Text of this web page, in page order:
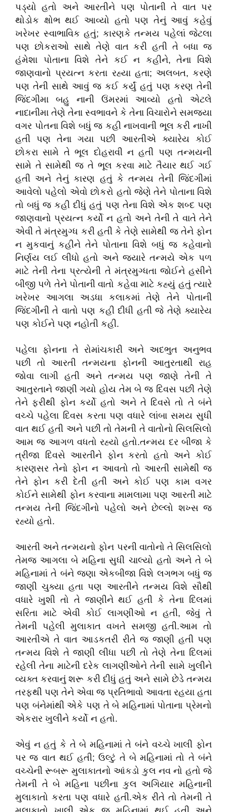
પડ્યો હતો અને આરતીને પણ પોતાની તે વાત પર
થોડોક ક્ષોભ થઈ આવ્યો હતો પણ તેનું આવું કહેવું
ખરેખર સ્વાભાવિક હતું; કારણકે તન્મય પહેલાં જેટલા
પણ છોકરાઓ સાથે તેણે વાત કરી હતી તે બધા જ
હંમેશા પોતાના વિશે તેને કઈ ન કહીને, તેના વિશે
જાણવાનો પ્રયત્ન કરતા રહ્યા હતા; અલબત, કરણે
પણ તેની સાથે આવું જ કઈ કર્યું હતું પણ કરણ તેની
જિંદગીમા બહુ નાની ઉંમરમાં આવ્યો હતો એટલે
નાદાનીમા તેણે તેના સ્વભાવને કે તેના વિચારોને સમજ્યા
વગર પોતના વિશે બધું જ કહી નાખવાની ભૂલ કરી નાખી
હતી પણ તેના ગયા પછી આરતીએ ક્યારેય કોઈ
છોકરા સામે તે ભૂલ દોહરાવી ન હતી પણ તન્મયની
સામે તે સામેથી જ તે ભૂલ કરવા માટે તૈયાર થઈ ગઈ
હતી અને તેનું કારણ હતું કે તન્મય તેની જિંદગીમાં
આવેલો પહેલો એવો છોકરો હતો જેણે તેને પોતાના વિશે
તો બધું જ કહી દીધું હતું પણ તેના વિશે એક શબ્દ પણ
જાણવાનો પ્રયત્ન કર્યો ન હતો અને તેની તે વાતે તેને
એવી તે મંત્રમુગ્ધ કરી હતી કે તેણે સામેથી જ તેને ફોન
ન મુકવાનું કહીને તેને પોતાના વિશે બધું જ કહેવાનો
નિર્ણય લઈ લીધો હતો અને જ્યારે તન્મયે એક પળ
માટે તેની તેના પ્રત્યેની તે મંત્રમુગ્ધતા જોઈને હસીને
બીજી પળે તેને પોતાની વાતો કહેવા માટે કહ્યું હતું ત્યારે
ખરેખર આગલા અડધા કલાકમાં તેણે તેને પોતાની
જિંદગીની તે વાતો પણ કહી દીધી હતી જે તેણે ક્યારેય
પણ કોઈને પણ નહોતી કહી.
પહેલા ફોનના તે રોમાંચકારી અને અદભુત અનુભવ
પછી તો આરતી તન્મયના ફોનની આતુરતાથી રાહ
જોવા લાગી હતી અને તન્મય પણ જાણે તેની તે
આતુરતાને જાણી ગયો હોય તેમ બે જ દિવસ પછી તેણે
તેને ફરીથી ફોન કર્યો હતો અને તે દિવસે તો તે બંને
વચ્ચે પહેલા દિવસ કરતા પણ વધારે લાંબા સમય સુધી
વાત થઈ હતી અને પછી તો તેમની તે વાતોનો સિલસિલો
આમ જ આગળ વધતો રહ્યો હતો.તન્મય દર બીજા કે
ત્રીજા દિવસે આરતીને ફોન કરતો હતો અને કોઈ
કારણસર તેનો ફોન ન આવતો તો આરતી સામેથી જ
તેને ફોન કરી દેતી હતી અને કોઈ પણ કામ વગર
કોઈને સામેથી ફોન કરવાના મામલામા પણ આરતી માટે
તન્મય તેની જિંદગીનો પહેલો અને છેલ્લો શખ્સ જ
રહ્યો હતો.
આરતી અને તન્મયનો ફોન પરની વાતોનો તે સિલસિલો
તેમજ આગલા બે મહિના સુધી ચાલ્યો હતો અને તે બે
મહિનામાં તે બંને જણા એકબીજા વિશે લગભગ બધું જ
જાણી ચુક્યા હતા પણ આરતીને તન્મય વિશે સૌથી
વધારે ખુશી તો તે જાણીને થઈ હતી કે તેના દિલમાં
સરિતા માટે એવી કોઈ લાગણીઓ ન હતી, જેવું તે
તેમની પહેલી મુલાકાત વખતે સમજી હતી.આમ તો
આરતીએ તે વાત આડકતરી રીતે જ જાણી હતી પણ
તન્મય વિશે તે જાણી લીધા પછી તો તેણે તેના દિલમાં
રહેલી તેના માટેની દરેક લાગણીઓને તેની સામે ખુલીને
વ્યક્ત કરવાનું શરૂ કરી દીધું હતું અને સામે છેડે તન્મય
તરફથી પણ તેને એવા જ પ્રતિભાવો આવતા રહયા હતા
પણ બંનેમાંથી એકે પણ તે બે મહિનામાં પોતાના પ્રેમનો
એકરાર ખુલીને કર્યો ન હતો.
એવું ન હતું કે તે બે મહિનામાં તે બંને વચ્ચે ખાલી ફોન
પર જ વાત થઈ હતી; ઉલ્ટું તે બે મહિનામાં તો તે બંને
વચ્ચેની રૂબરૂ મુલાકાતનો આંકડો કુલ નવ નો હતો જે
તેમની તે બે મહિના પછીના કુલ અગિયાર મહિનાની
મુલાકાતો કરતા પણ વધારે હતી.એક રીતે તો તેમની તે